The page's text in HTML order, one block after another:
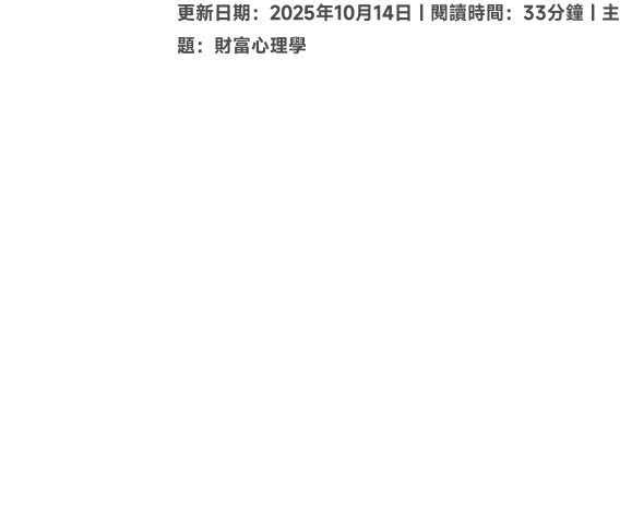
更新日期：2025年10月14日 | 閱讀時間：33分鐘 | 主
題：財富心理學